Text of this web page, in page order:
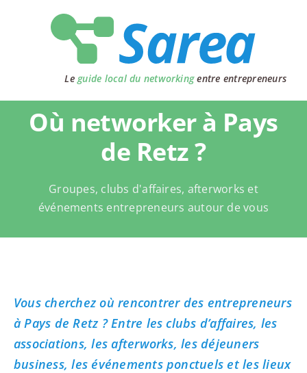
Le guide local du networkingentre entrepreneurs
Où networker à Pays
de Retz ?
Groupes, clubs d'affaires, afterworks et
événements entrepreneurs autour de vous
Vous cherchez où rencontrer des entrepreneurs
à Pays de Retz ? Entre les clubs d’affaires, les
associations, les afterworks, les déjeuners
business, les événements ponctuels et les lieux